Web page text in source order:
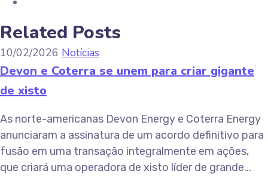
Related Posts
10/02/2026 Notícias
Devon e Coterra se unem para criar gigante
de xisto
As norte-americanas Devon Energy e Coterra Energy
anunciaram a assinatura de um acordo definitivo para
fusão em uma transação integralmente em ações,
que criará uma operadora de xisto líder de grande...